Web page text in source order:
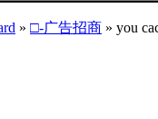
» □-广告招商 » you